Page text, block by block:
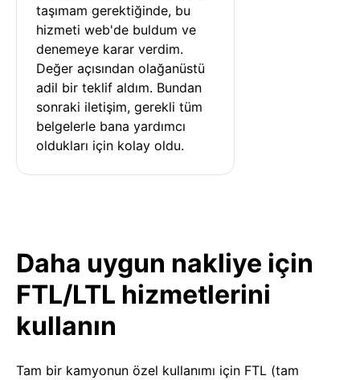
taşımam gerektiğinde, bu
hizmeti web'de buldum ve
denemeye karar verdim.
Değer açısından olağanüstü
adil bir teklif aldım. Bundan
sonraki iletişim, gerekli tüm
belgelerle bana yardımcı
oldukları için kolay oldu.
Daha uygun nakliye için
FTL/LTL hizmetlerini
kullanın
Tam bir kamyonun özel kullanımı için FTL (tam